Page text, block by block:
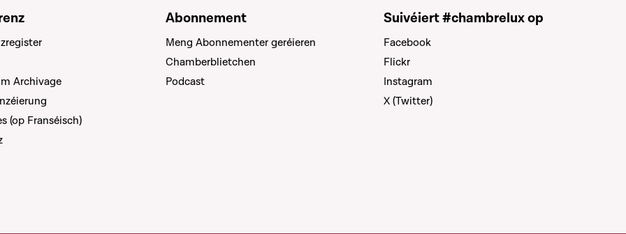
Archivage
(op Franséisch)
Abonnement
Meng Abonnementer geréieren
Chamberblietchen
Podcast
Suivéiert #chambrelux op
Facebook
Flickr
Instagram
X (Twitter)